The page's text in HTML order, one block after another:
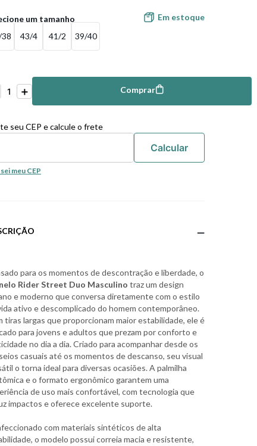
43/4 41/2 39/40
Em estoque
＋ Comprar
seu CEP e calcule o frete
meu CEP
para os momentos de descontração e liberdade, o
Rider Street Duo Masculino traz um design
e moderno que conversa diretamente com o estilo
ativo e descomplicado do homem contemporâneo.
tiras largas que proporcionam maior estabilidade, ele é
para jovens e adultos que prezam por conforto e
no dia a dia. Criado para acompanhar desde os
casuais até os momentos de descanso, seu visual
o torna ideal para diversas ocasiões. A palmilha
e o formato ergonômico garantem uma
de uso mais confortável, com tecnologia que
impactos e oferece excelente suporte.
com materiais sintéticos de alta
o modelo possui correia macia e resistente,